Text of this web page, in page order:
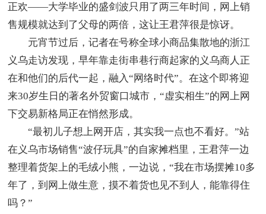
正欢——大学毕业的盛剑波只用了两三年时间，网上销
售规模就达到了父母的两倍，这让王君萍很是惊讶。
元宵节过后，记者在号称全球小商品集散地的浙江
义乌走访发现，早年靠走街串巷行商起家的义乌商人正
在和他们的后代一起，融入“网络时代”。在这个即将迎
来30岁生日的著名外贸窗口城市，“虚实相生”的网上网
下交易新格局正在悄然形成。
“最初儿子想上网开店，其实我一点也不看好。”站
在义乌市场销售“波仔玩具”的自家摊档里，王君萍一边
整理着货架上的毛绒小熊，一边说，“我在市场摆摊10多
年了，到网上做生意，摸不着货也见不到人，能靠得住
吗？”